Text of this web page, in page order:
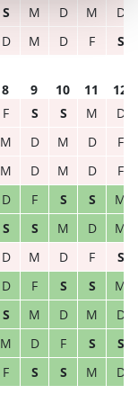
S M D M
D
D M D F S
8 9 10 11
12
F S S M
D
M D M D
F
M D M D
F
D F S S
M
S S M D
M
D M D F
S
D F S S
M
S M D M
D
M D F S
S
F S S M
D